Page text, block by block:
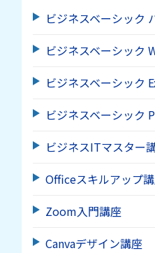
ビジネスベーシック
ビジネスベーシック
ビジネスベーシック
ビジネスベーシック
ビジネスITマスター
Officeスキルアップ
Zoom入門講座
Canvaデザイン講座